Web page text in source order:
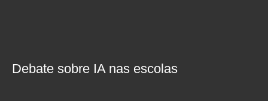
Debate sobre IA nas escolas